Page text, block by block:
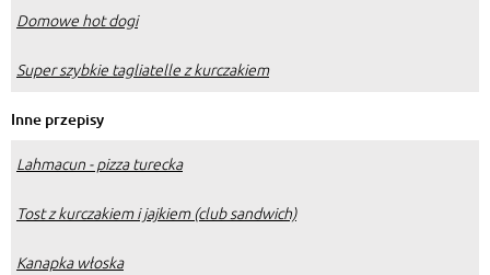
Domowe hot dogi
Super szybkie tagliatelle z kurczakiem
Inne przepisy
Lahmacun - pizza turecka
Tost z kurczakiem i jajkiem (club sandwich)
Kanapka włoska